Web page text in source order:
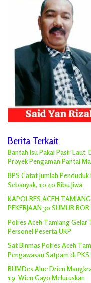
Berita Terkait
Bantah Isu Pakai Pasir Laut,
Proyek Pengaman Pantai
BPS Catat Jumlah
Sebanyak, 10,40 Ribu Jiwa
KAPOLRES ACEH
PEKERJAAN 30 SUMUR
Polres Aceh Tamiang Gelar
Personel Peserta UKP
Sat Binmas Polres Aceh
Pengawasan Satpam di
BUMDes Alue Drien
19, Wien Gayo Meluruskan